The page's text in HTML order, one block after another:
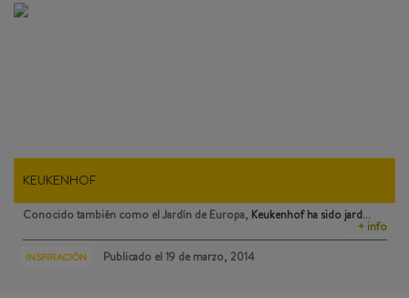
KEUKENHOF
Conocido también como el Jardín de Europa, Keukenhofha sido jard…
+ info
INSPIRACIÓN Publicado el 19 de marzo, 2014